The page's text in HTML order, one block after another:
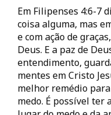
Em Filipenses 4:6-7
coisa alguma, mas
e com ação de
Deus. E a paz de
entendimento,
mentes em Cristo
melhor remédio
medo. É possível ter